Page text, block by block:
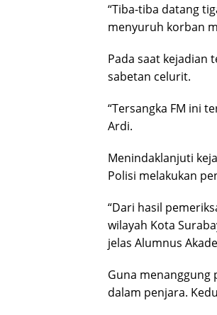
“Tiba-tiba datang
menyuruh korban
Pada saat kejadian
sabetan celurit.
“Tersangka FM ini
Ardi.
Menindaklanjuti
Polisi melakukan
“Dari hasil
wilayah Kota
jelas Alumnus
Guna menanggung
dalam penjara.